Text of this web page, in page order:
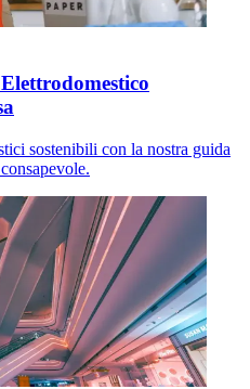
sostenibili con la nostra guida